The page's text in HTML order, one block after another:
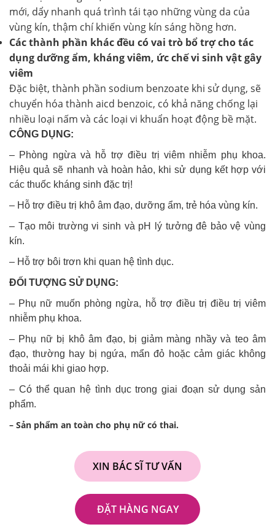
mới, dẩy nhanh quá trình tái tạo những vùng da của
vùng kín, thậm chí khiến vùng kín sáng hồng hơn.
Các thành phần khác đều có vai trò bổ trợ cho tác
dụng dưỡng ẩm, kháng viêm, ức chế vi sinh vật gây
viêm
Đặc biệt, thành phần sodium benzoate khi sử dụng, sẽ
chuyển hóa thành aicd benzoic, có khả năng chống lại
nhiều loại nấm và các loại vi khuẩn hoạt động bề mặt.
CÔNG DỤNG:
– Phòng ngừa và hỗ trợ điều trị viêm nhiễm phụ khoa.
Hiệu quả sẽ nhanh và hoàn hảo, khi sử dụng kết hợp với
các thuốc kháng sinh đặc trị!
– Hỗ trợ điều trị khô âm đạo, dưỡng ẩm, trẻ hóa vùng kín.
– Tạo môi trường vi sinh và pH lý tưởng đê bảo vệ vùng
kín.
– Hỗ trợ bôi trơn khi quan hệ tình dục.
ĐỐI TƯỢNG SỬ DỤNG:
– Phụ nữ muốn phòng ngừa, hỗ trợ điều trị điều trị viêm
nhiễm phụ khoa.
– Phụ nữ bị khô âm đạo, bị giảm màng nhầy và teo âm
đạo, thường hay bị ngứa, mẩn đỏ hoặc cảm giác không
thoải mái khi giao hợp.
– Có thể quan hệ tình dục trong giai đoạn sử dụng sản
phẩm.
– Sản phẩm an toàn cho phụ nữ có thai.
XIN BÁC SĨ TƯ VẤN
ĐẶT HÀNG NGAY